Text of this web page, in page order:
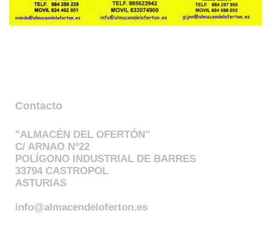
Contacto
"ALMACÉN DEL OFERTÓN"
C/ ARNAO Nº22
POLÍGONO INDUSTRIAL DE BARRES
33794 CASTROPOL
ASTURIAS
info@almacendeloferton.es